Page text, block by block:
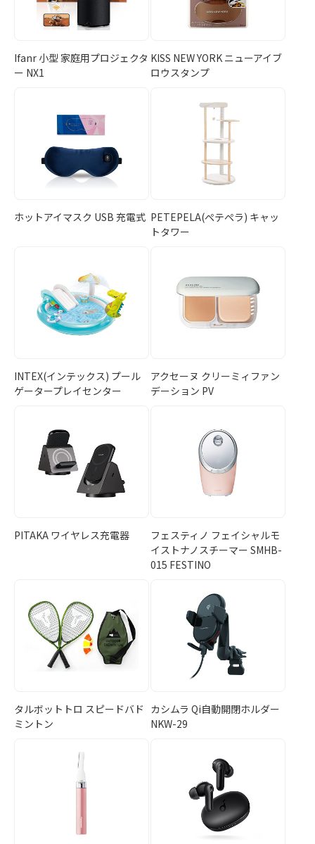
Ifanr 小型 家庭用プロジェクタ
ー NX1
KISS NEW YORK ニューアイブ
ロウスタンプ
ホットアイマスク USB 充電式 PETEPELA(ぺテぺラ) キャッ
トタワー
INTEX(インテックス) プール
ゲータープレイセンター
アクセーヌ クリーミィファン
デーション PV
PITAKA ワイヤレス充電器
フェスティノ フェイシャルモ
イストナノスチーマー SMHB-
015 FESTINO
タルボットトロ スピードバド
ミントン
カシムラ Qi自動開閉ホルダー
NKW-29